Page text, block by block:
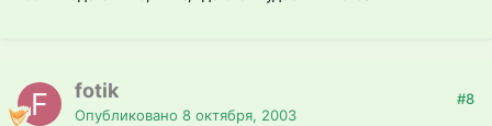
fotik
Опубликовано 8 октября, 2003
#8